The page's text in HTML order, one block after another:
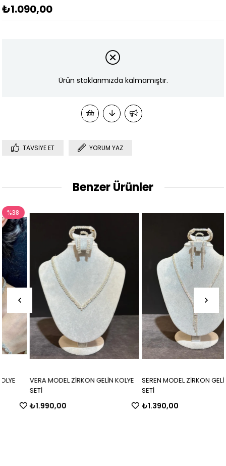
₺1.090,00
Ürün stoklarımızda kalmamıştır.
TAVSIYE ET YORUM YAZ
Benzer Ürünler
VERA MODEL ZİRKON GELİN KOLYE
₺1.990,00
SEREN MODEL ZİRKON GELİN KOLYE
₺1.390,00